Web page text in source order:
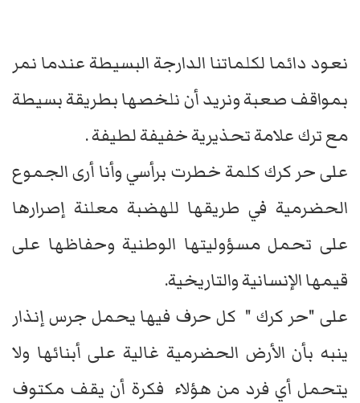
نعود دائما لكلماتنا الدارجة البسيطة عندما نمر
بمواقف صعبة ونريد أن نلخصها بطريقة بسيطة
مع ترك علامة تحذيرية خفيفة لطيفة .
على حر كرك كلمة خطرت برأسي وأنا أرى الجموع
الحضرمية في طريقها للهضبة معلنة إصرارها
على تحمل مسؤوليتها الوطنية وحفاظها على
قيمها الإنسانية والتاريخية.
على "حر كرك " كل حرف فيها يحمل جرس إنذار
ينبه بأن الأرض الحضرمية غالية على أبنائها ولا
يتحمل أي فرد من هؤلاء فكرة أن يقف مكتوف